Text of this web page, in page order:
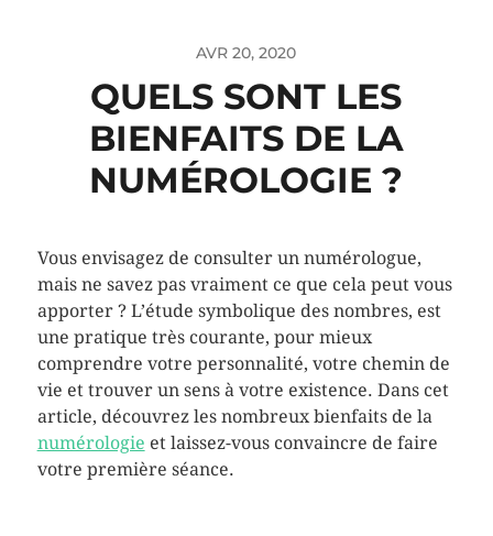
AVR 20, 2020
QUELS SONT LES
BIENFAITS DE LA
NUMÉROLOGIE ?
Vous envisagez de consulter un numérologue,
mais ne savez pas vraiment ce que cela peut vous
apporter ? L’étude symbolique des nombres, est
une pratique très courante, pour mieux
comprendre votre personnalité, votre chemin de
vie et trouver un sens à votre existence. Dans cet
article, découvrez les nombreux bienfaits de la
numérologie et laissez-vous convaincre de faire
votre première séance.